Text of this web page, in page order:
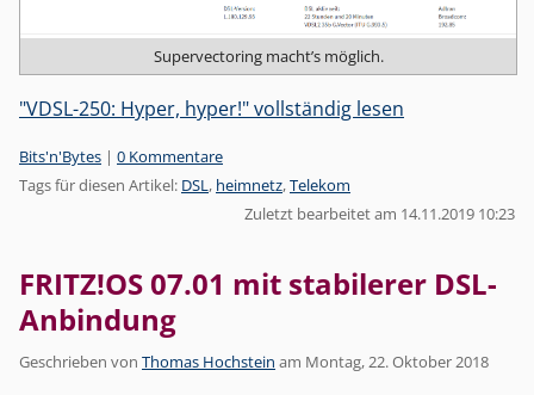
Supervectoring macht’s möglich.
"VDSL-250: Hyper, hyper!" vollständig lesen
Kategorien:
Bits'n'Bytes | 0 Kommentare
Tags für diesen Artikel: DSL, heimnetz,Telekom
Zuletzt bearbeitet am 14.11.2019 10:23
FRITZ!OS 07.01 mit stabilerer DSL-
Anbindung
Geschrieben von Thomas Hochstein am Montag, 22. Oktober 2018